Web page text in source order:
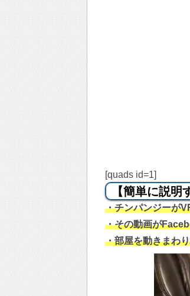
[quads id=1]
【簡単に説明
・チンパンジーが
・その動画が
・部屋を動きまわ